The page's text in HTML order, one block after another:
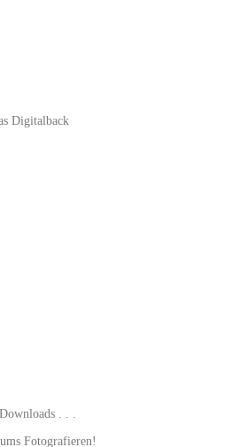
Digitalback
. . .
Fotografieren!